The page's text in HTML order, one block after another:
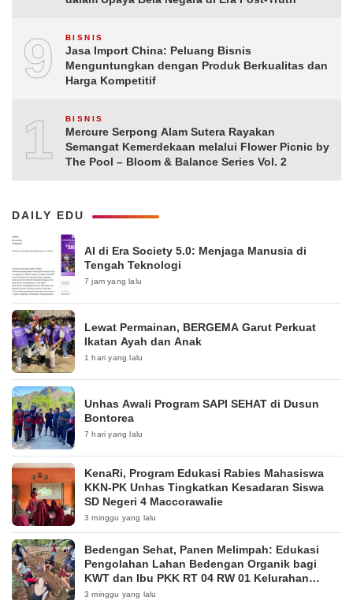
9 BISNIS
Jasa Import China: Peluang Bisnis
Menguntungkan dengan Produk Berkualitas dan
Harga Kompetitif
10BISNIS
Mercure Serpong Alam Sutera Rayakan
Semangat Kemerdekaan melalui Flower Picnic by
The Pool – Bloom & Balance Series Vol. 2
DAILY EDU
AI di Era Society 5.0: Menjaga Manusia di
Tengah Teknologi
7 jam yang lalu
Lewat Permainan, BERGEMA Garut Perkuat
Ikatan Ayah dan Anak
1 hari yang lalu
Unhas Awali Program SAPI SEHAT di Dusun
Bontorea
7 hari yang lalu
KenaRi, Program Edukasi Rabies Mahasiswa
KKN-PK Unhas Tingkatkan Kesadaran Siswa
SD Negeri 4 Maccorawalie
3 minggu yang lalu
Bedengan Sehat, Panen Melimpah: Edukasi
Pengolahan Lahan Bedengan Organik bagi
KWT dan Ibu PKK RT 04 RW 01 Kelurahan
Pakintelan
3 minggu yang lalu